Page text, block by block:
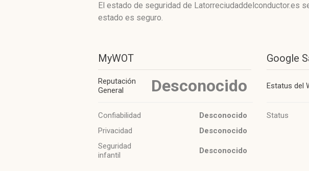
El estado de seguridad de Latorreciudaddelconductor.es
estado es seguro.
MyWOT
Reputación
General
Desconocido
Confiabilidad
Desconocido
Privacidad
Desconocido
Seguridad
infantil
Desconocido
Google
Estatus del
Status